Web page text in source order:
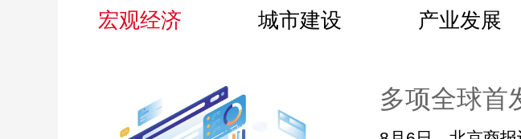
宏观经济 城市建设 产业发展
多项全球首